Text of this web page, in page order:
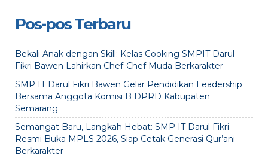
Pos-pos Terbaru
Bekali Anak dengan Skill: Kelas Cooking SMPIT Darul
Fikri Bawen Lahirkan Chef-Chef Muda Berkarakter
SMP IT Darul Fikri Bawen Gelar Pendidikan Leadership
Bersama Anggota Komisi B DPRD Kabupaten
Semarang
Semangat Baru, Langkah Hebat: SMP IT Darul Fikri
Resmi Buka MPLS 2026, Siap Cetak Generasi Qur’ani
Berkarakter